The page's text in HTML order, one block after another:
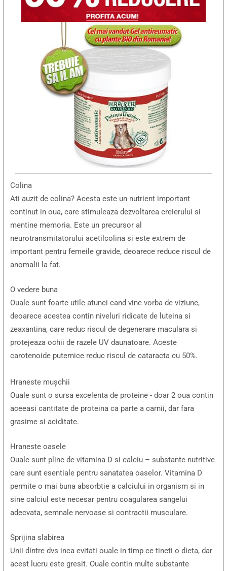
Colina
Ati auzit de colina? Acesta este un nutrient important
continut in oua, care stimuleaza dezvoltarea creierului si
mentine memoria. Este un precursor al
neurotransmitatorului acetilcolina si este extrem de
important pentru femeile gravide, deoarece reduce riscul de
anomalii la fat.
O vedere buna
Ouale sunt foarte utile atunci cand vine vorba de viziune,
deoarece acestea contin niveluri ridicate de luteina si
zeaxantina, care reduc riscul de degenerare maculara si
protejeaza ochii de razele UV daunatoare. Aceste
carotenoide puternice reduc riscul de cataracta cu 50%.
Hraneste mușchii
Ouale sunt o sursa excelenta de proteine ​​- doar 2 oua contin
aceeasi cantitate de proteina ca parte a carnii, dar fara
grasime si aciditate.
Hraneste oasele
Ouale sunt pline de vitamina D si calciu – substante nutritive
care sunt esentiale pentru sanatatea oaselor. Vitamina D
permite o mai buna absorbtie a calciului in organism si in
sine calciul este necesar pentru coagularea sangelui
adecvata, semnale nervoase si contractii musculare.
Sprijina slabirea
Unii dintre dvs inca evitati ouale in timp ce tineti o dieta, dar
acest lucru este gresit. Ouale contin multe substante